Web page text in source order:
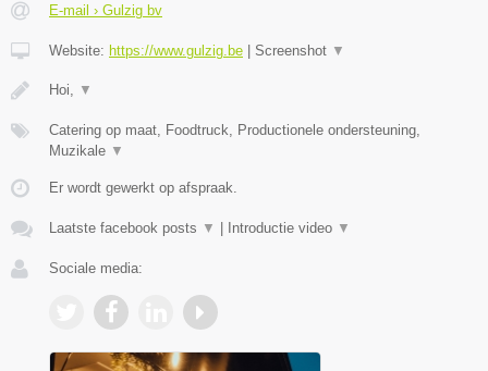
E-mail › Gulzig bv
Website: https://www.gulzig.be Screenshot ▼
Hoi, ▼
Catering op maat, Foodtruck, Productionele ondersteuning,
Muzikale ▼
Er wordt gewerkt op afspraak.
Laatste facebook posts ▼ Introductie video ▼
Sociale media: